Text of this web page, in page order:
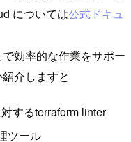
については公式ドキュ
効率的な作業をサポー
介しますと
するterraform linter
ツール